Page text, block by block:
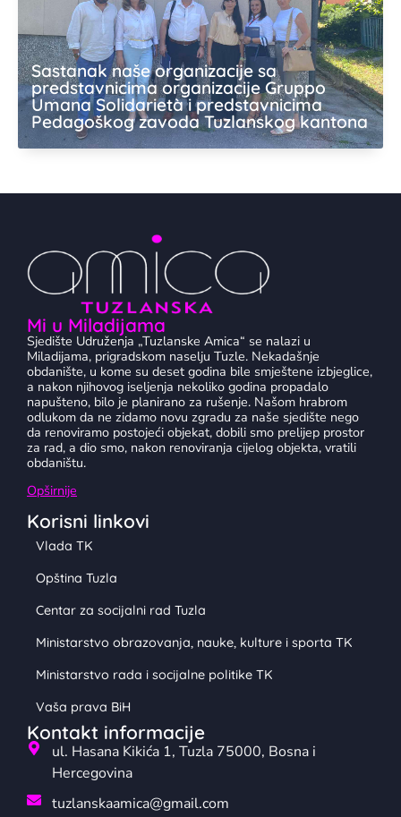
Sastanak naše organizacije sa
predstavnicima organizacije Gruppo
Umana Solidarietà i predstavnicima
Pedagoškog zavoda Tuzlanskog kantona
Mi u Miladijama
Sjedište Udruženja „Tuzlanske Amica“ se nalazi u
Miladijama, prigradskom naselju Tuzle. Nekadašnje
obdanište, u kome su deset godina bile smještene izbjeglice,
a nakon njihovog iseljenja nekoliko godina propadalo
napušteno, bilo je planirano za rušenje. Našom hrabrom
odlukom da ne zidamo novu zgradu za naše sjedište nego
da renoviramo postojeći objekat, dobili smo prelijep prostor
za rad, a dio smo, nakon renoviranja cijelog objekta, vratili
obdaništu.
Opširnije
Korisni linkovi
Vlada TK
Opština Tuzla
Centar za socijalni rad Tuzla
Ministarstvo obrazovanja, nauke, kulture i sporta TK
Ministarstvo rada i socijalne politike TK
Vaša prava BiH
Kontakt informacije
ul. Hasana Kikića 1, Tuzla 75000, Bosna i
Hercegovina
tuzlanskaamica@gmail.com